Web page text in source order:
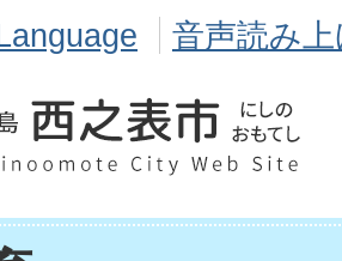
音声読み